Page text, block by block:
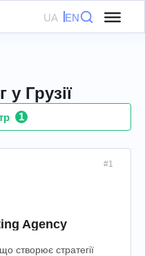
UA EN
Грузії
1
Agency
створює стратегії
#1